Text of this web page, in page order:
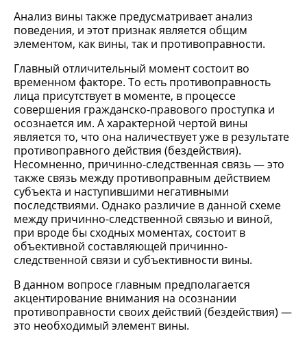
Анализ вины также предусматривает анализ
поведения, и этот признак является общим
элементом, как вины, так и противоправности.
Главный отличительный момент состоит во
временном факторе. То есть противоправность
лица присутствует в моменте, в процессе
совершения гражданско-правового проступка и
осознается им. А характерной чертой вины
является то, что она наличествует уже в результате
противоправного действия (бездействия).
Несомненно, причинно-следственная связь — это
также связь между противоправным действием
субъекта и наступившими негативными
последствиями. Однако различие в данной схеме
между причинно-следственной связью и виной,
при вроде бы сходных моментах, состоит в
объективной составляющей причинно-
следственной связи и субъективности вины.
В данном вопросе главным предполагается
акцентирование внимания на осознании
противоправности своих действий (бездействия) —
это необходимый элемент вины.